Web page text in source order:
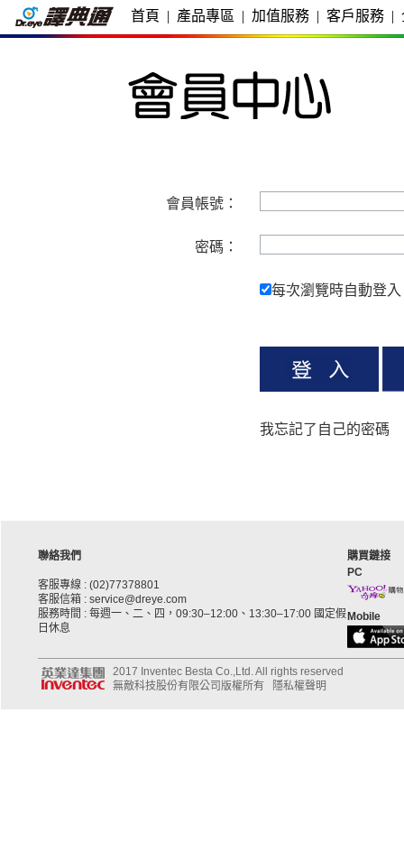
首頁 | 產品專區 | 加值服務 | 客戶服務 |
會員帳號：
密碼：
每次瀏覽時自動登入
我忘記了自己的密碼
聯絡我們
客服專線 : (02)77378801
客服信箱 : service@dreye.com
服務時間 : 每週一、二、四，09:30–12:00、13:30–17:00 國定假
日休息
購買鏈接
PC
Mobile
2017 Inventec Besta Co.,Ltd. All rights reserved
無敵科技股份有限公司版權所有
隱私權聲明